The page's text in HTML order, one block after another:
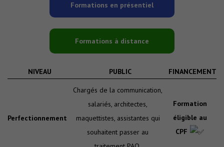
Formations en présentiel
Formations à distance
NIVEAU PUBLIC FINANCEMENT
Perfectionnement
Chargés de la communication,
salariés, architectes,
maquettistes, assistantes qui
souhaitent passer au
Formation
éligible au
CPF